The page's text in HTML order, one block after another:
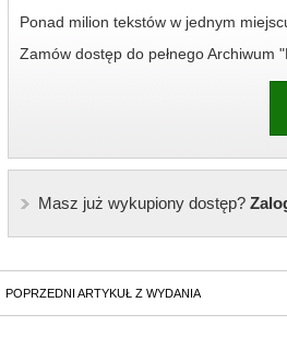
Ponad milion tekstów w jednym
Zamów dostęp do pełnego Archiwum
Masz już wykupiony dostęp?
POPRZEDNI ARTYKUŁ Z WYDANIA